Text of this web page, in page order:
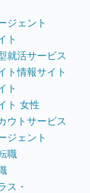
ジェント
ト
就活サービス
ト情報サイト
ト
ト 女性
ウトサービス
ジェント
職
ス・